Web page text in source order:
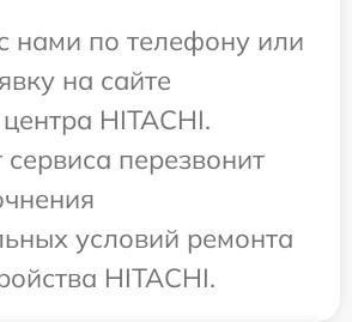
нами по телефону или
на сайте
HITACHI.
перезвонит
условий ремонта
HITACHI.